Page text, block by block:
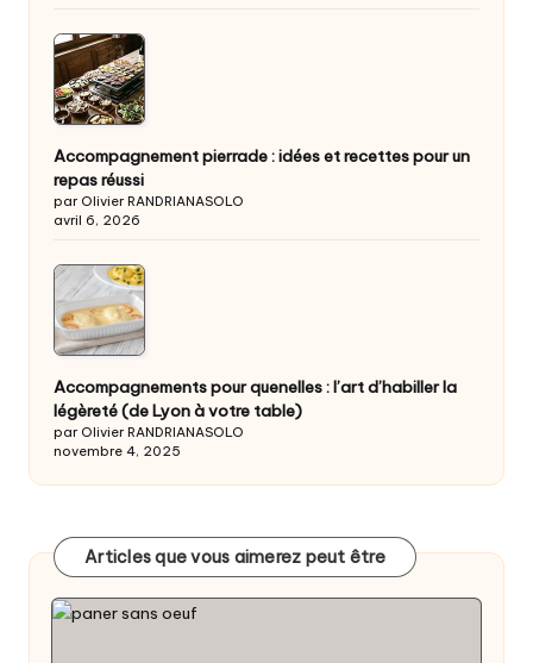
Accompagnement pierrade : idées et recettes pour un
repas réussi
par Olivier RANDRIANASOLO
avril 6, 2026
Accompagnements pour quenelles : l’art d’habiller la
légèreté (de Lyon à votre table)
par Olivier RANDRIANASOLO
novembre 4, 2025
Articles que vous aimerez peut être